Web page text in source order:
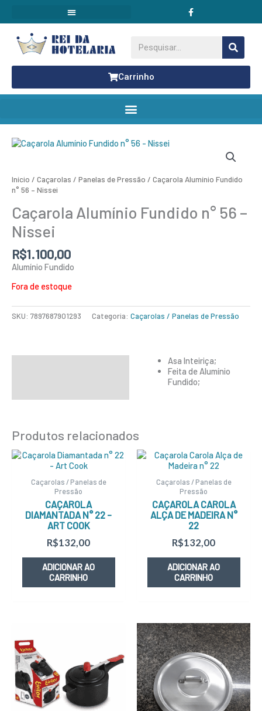
o
conteúdo
a
Carrinho
Início / Caçarolas / Panelas de Pressão / Caçarola Alumínio Fundido
n° 56 – Nissei
Caçarola Alumínio Fundido n° 56 –
Nissei
R$1.100,00
Alumínio Fundido
Fora de estoque
SKU: 7897687901293 Categoria: Caçarolas / Panelas de Pressão
Asa Inteiriça;
Feita de Alumínio
Fundido;
Produtos relacionados
Caçarolas / Panelas de
Pressão
CAÇAROLA
DIAMANTADA N° 22 –
ART COOK
R$132,00
ADICIONAR AO
CARRINHO
Caçarolas / Panelas de
Pressão
CAÇAROLA CAROLA
ALÇA DE MADEIRA N°
22
R$132,00
ADICIONAR AO
CARRINHO